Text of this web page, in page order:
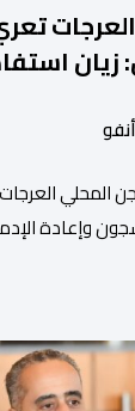
وإعادة
الرأي العام
المؤسسة
من تتبع طبي